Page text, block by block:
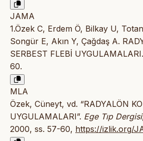
JAMA
1.Özek C, Erdem Ö, Bilkay U,
Songür E, Akın Y, Çağdaş A.
SERBEST FLEBİ UYGULAMALARI.
60.
MLA
Özek, Cüneyt, vd. “RADYALÖN
UYGULAMALARI”. Ege Tıp Dergisi
2000, ss. 57-60, https://izlik.org/